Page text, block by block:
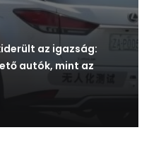
az igazság:
autók, mint az